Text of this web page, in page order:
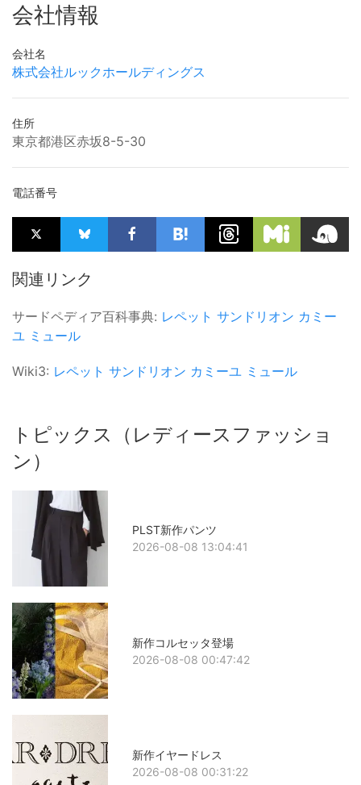
会社情報
会社名
株式会社ルックホールディングス
住所
東京都港区赤坂8-5-30
電話番号
関連リンク
サードペディア百科事典: レペット サンドリオン カミー
ユ ミュール
Wiki3: レペット サンドリオン カミーユ ミュール
トピックス（レディースファッショ
ン）
PLST新作パンツ
2026-08-08 13:04:41
新作コルセッタ登場
2026-08-08 00:47:42
新作イヤードレス
2026-08-08 00:31:22